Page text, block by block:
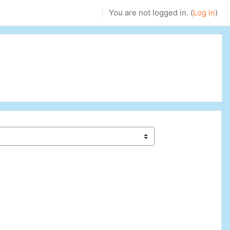
You are not logged in. (Log in)